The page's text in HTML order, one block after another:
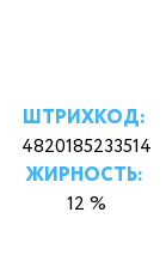
ШТРИХКОД:
4820185233514
ЖИРНОСТЬ:
12 %